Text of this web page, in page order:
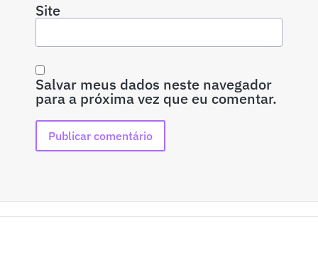
Site
Salvar meus dados neste navegador
para a próxima vez que eu comentar.